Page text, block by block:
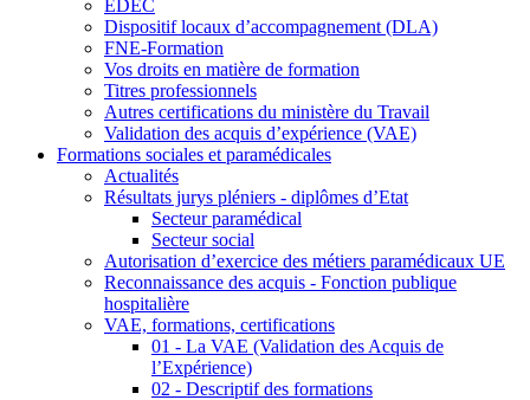
EDEC
Dispositif locaux d’accompagnement (DLA)
FNE-Formation
Vos droits en matière de formation
Titres professionnels
Autres certifications du ministère du Travail
Validation des acquis d’expérience (VAE)
Formations sociales et paramédicales
Actualités
Résultats jurys pléniers - diplômes d’Etat
Secteur paramédical
Secteur social
Autorisation d’exercice des métiers paramédicaux UE
Reconnaissance des acquis - Fonction publique
hospitalière
VAE, formations, certifications
01 - La VAE (Validation des Acquis de
l’Expérience)
02 - Descriptif des formations